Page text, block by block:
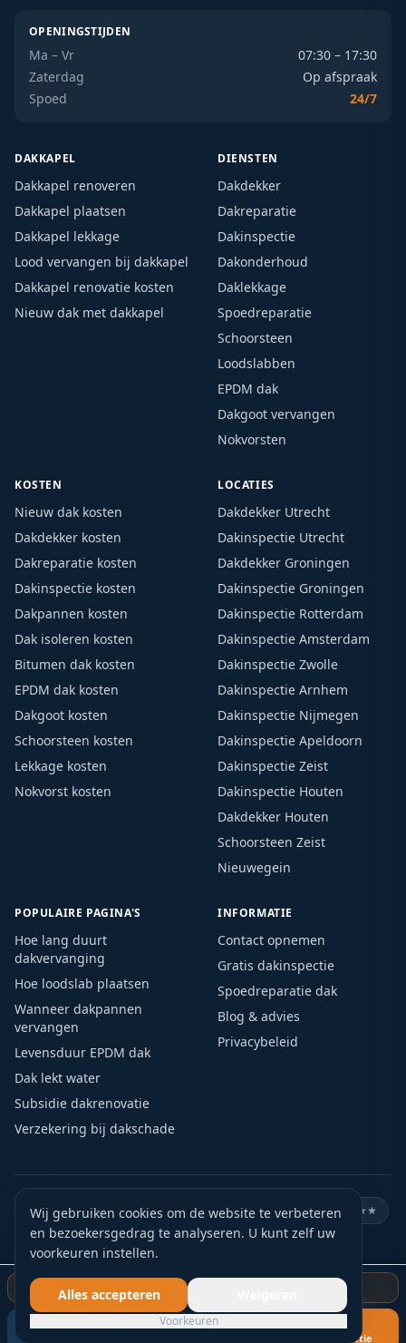
OPENINGSTIJDEN
Ma – Vr
07:30 – 17:30
Zaterdag
Op afspraak
Spoed
24/7
DAKKAPEL
Dakkapel renoveren
Dakkapel plaatsen
Dakkapel lekkage
Lood vervangen bij dakkapel
Dakkapel renovatie kosten
Nieuw dak met dakkapel
DIENSTEN
Dakdekker
Dakreparatie
Dakinspectie
Dakonderhoud
Daklekkage
Spoedreparatie
Schoorsteen
Loodslabben
EPDM dak
Dakgoot vervangen
Nokvorsten
KOSTEN
Nieuw dak kosten
Dakdekker kosten
Dakreparatie kosten
Dakinspectie kosten
Dakpannen kosten
Dak isoleren kosten
Bitumen dak kosten
EPDM dak kosten
Dakgoot kosten
Schoorsteen kosten
Lekkage kosten
Nokvorst kosten
LOCATIES
Dakdekker Utrecht
Dakinspectie Utrecht
Dakdekker Groningen
Dakinspectie Groningen
Dakinspectie Rotterdam
Dakinspectie Amsterdam
Dakinspectie Zwolle
Dakinspectie Arnhem
Dakinspectie Nijmegen
Dakinspectie Apeldoorn
Dakinspectie Zeist
Dakinspectie Houten
Dakdekker Houten
Schoorsteen Zeist
Nieuwegein
POPULAIRE PAGINA'S
Hoe lang duurt
dakvervanging
Hoe loodslab plaatsen
Wanneer dakpannen
vervangen
Levensduur EPDM dak
Dak lekt water
Subsidie dakrenovatie
Verzekering bij dakschade
INFORMATIE
Contact opnemen
Gratis dakinspectie
Spoedreparatie dak
Blog & advies
Privacybeleid
🏛️KVK geregistreerd 🛡️ VCA gecertificeerd ⭐Google ★★★★★
🏅15+ jaar ervaring 📍 Actief door heel Nederland
©2026Blankers Dakdekkers. Alle rechten voorbehouden.
PrivacybeleidContactSitemapCookievoorkeuren
Gratis dakinspectie starten
Gratis inspectie
Wij gebruiken cookies om de website te verbeteren
en bezoekersgedrag te analyseren. U kunt zelf uw
voorkeuren instellen.
Alles accepteren
Voorkeuren